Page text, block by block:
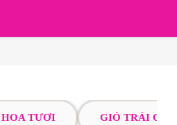
HOA TƯƠI GIỎ TRÁI CÂY